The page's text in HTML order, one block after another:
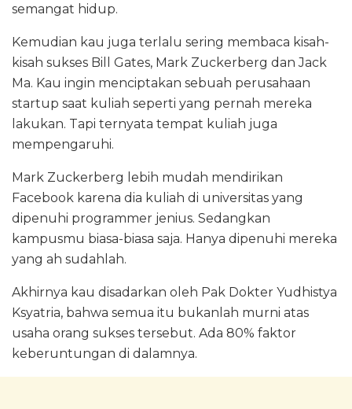
semangat hidup.
Kemudian kau juga terlalu sering membaca kisah-
kisah sukses Bill Gates, Mark Zuckerberg dan Jack
Ma. Kau ingin menciptakan sebuah perusahaan
startup saat kuliah seperti yang pernah mereka
lakukan. Tapi ternyata tempat kuliah juga
mempengaruhi.
Mark Zuckerberg lebih mudah mendirikan
Facebook karena dia kuliah di universitas yang
dipenuhi programmer jenius. Sedangkan
kampusmu biasa-biasa saja. Hanya dipenuhi mereka
yang ah sudahlah.
Akhirnya kau disadarkan oleh Pak Dokter Yudhistya
Ksyatria, bahwa semua itu bukanlah murni atas
usaha orang sukses tersebut. Ada 80% faktor
keberuntungan di dalamnya.